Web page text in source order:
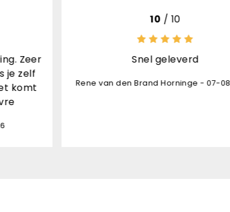
Rene van den Brand Horninge - 07-08-2026